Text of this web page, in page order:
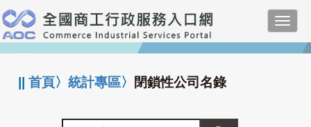
跳
到
主
要
:::
||首頁〉統計專區〉 閉鎖性公司名錄